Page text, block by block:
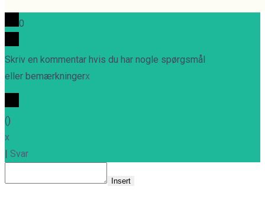
website
0
Skriv en kommentar hvis du har nogle spørgsmål
eller bemærkningerx
()
x
| Svar
Insert